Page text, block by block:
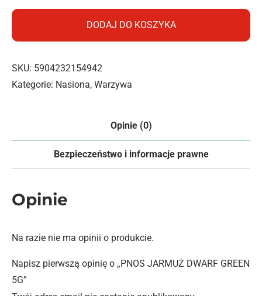
DODAJ DO KOSZYKA
SKU: 5904232154942
Kategorie: Nasiona, Warzywa
Opinie (0)
Bezpieczeństwo i informacje prawne
Opinie
Na razie nie ma opinii o produkcie.
Napisz pierwszą opinię o „PNOS JARMUŻ DWARF GREEN
5G”